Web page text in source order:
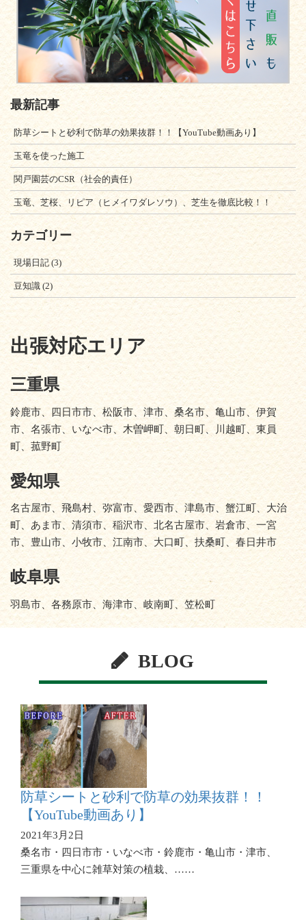
最新記事
防草シートと砂利で防草の効果抜群！！【YouTube動画あり】
玉竜を使った施工
関戸園芸のCSR（社会的責任）
玉竜、芝桜、リピア（ヒメイワダレソウ）、芝生を徹底比較！！
カテゴリー
現場日記 (3)
豆知識 (2)
出張対応エリア
三重県
鈴鹿市、四日市市、松阪市、津市、桑名市、亀山市、伊賀
市、名張市、いなべ市、木曽岬町、朝日町、川越町、東員
町、菰野町
愛知県
名古屋市、飛島村、弥富市、愛西市、津島市、蟹江町、大治
町、あま市、清須市、稲沢市、北名古屋市、岩倉市、一宮
市、豊山市、小牧市、江南市、大口町、扶桑町、春日井市
岐阜県
羽島市、各務原市、海津市、岐南町、笠松町
BLOG
防草シートと砂利で防草の効果抜群！！
【YouTube動画あり】
2021年3月2日
桑名市・四日市市・いなべ市・鈴鹿市・亀山市・津市、
三重県を中心に雑草対策の植栽、……